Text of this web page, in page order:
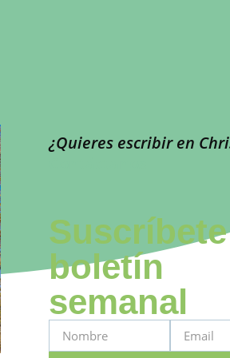
¿Quieres escribir en
boletín
semanal